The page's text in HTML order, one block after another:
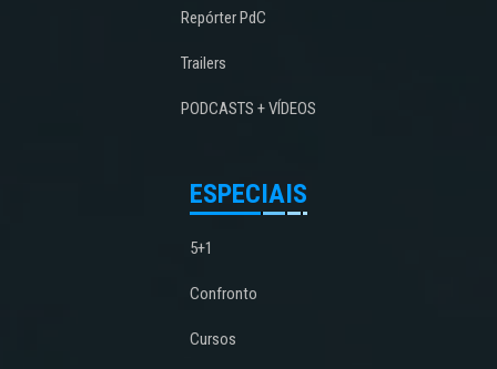
Repórter PdC
Trailers
PODCASTS + VÍDEOS
ESPECIAIS
5+1
Confronto
Cursos